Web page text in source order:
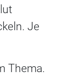
Je
Thema.